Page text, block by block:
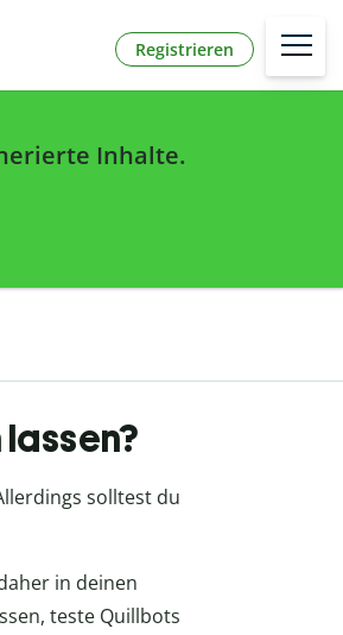
Registrieren
Inhalte.
solltest du
in deinen
teste Quillbots